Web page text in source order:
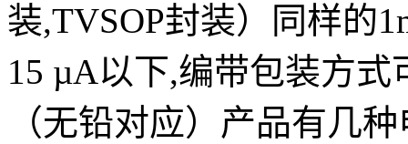
装,TVSOP封装）同样的
15 µA以下,编带包装方
（无铅对应）产品有几